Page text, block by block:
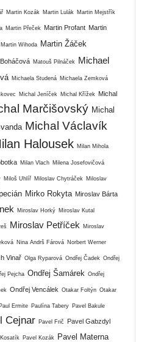
Martin Kozák Martin Lulák Martin Mejstřík
Martin Přeček Martin Profant Martin
Martin Wihoda Martin Žáček
Matouš Pilnáček
Michael
Michaela Studená Michaela Zemková
Michal Jeníček Michal Křížek Michal
Marčišovský Michal
Michal Václavík
Halousek Milan Mihola
Milan Vlach Milena Josefovičová
Miloš Uhlíř Miloslav Chytráček Miloslav
Mirko Rokyta Miroslav Bárta
Miroslav Horký Miroslav Kutal
Miroslav Petříček Miroslav
Nina Andrš Fárová Norbert Werner
Vinař Olga Ryparová Ondřej Čadek Ondřej
Pejcha Ondřej Šamárek Ondřej
Ondřej Vencálek Otakar Foltýn Otakar
Paul Ermite Paulína Tabery Pavel Bakule
Cejnar Pavel Frič Pavel Gabzdyl
Pavel Kozák Pavel Materna